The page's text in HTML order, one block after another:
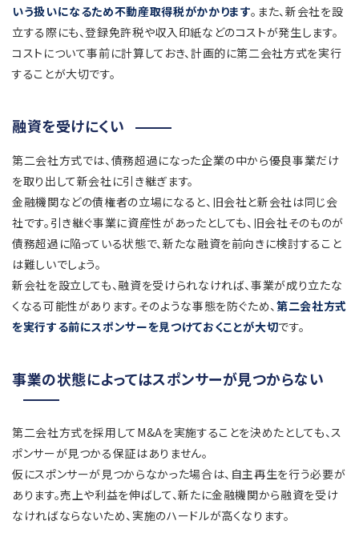
いう扱いになるため不動産取得税がかかります。また、新会社を設
立する際にも、登録免許税や収入印紙などのコストが発生します。
コストについて事前に計算しておき、計画的に第二会社方式を実行
することが大切です。
融資を受けにくい
第二会社方式では、債務超過になった企業の中から優良事業だけ
を取り出して新会社に引き継ぎます。
金融機関などの債権者の立場になると、旧会社と新会社は同じ会
社です。引き継ぐ事業に資産性があったとしても、旧会社そのものが
債務超過に陥っている状態で、新たな融資を前向きに検討すること
は難しいでしょう。
新会社を設立しても、融資を受けられなければ、事業が成り立たな
くなる可能性があります。そのような事態を防ぐため、第二会社方式
を実行する前にスポンサーを見つけておくことが大切です。
事業の状態によってはスポンサーが見つからない
第二会社方式を採用してM&Aを実施することを決めたとしても、ス
ポンサーが見つかる保証はありません。
仮にスポンサーが見つからなかった場合は、自主再生を行う必要が
あります。売上や利益を伸ばして、新たに金融機関から融資を受け
なければならないため、実施のハードルが高くなります。